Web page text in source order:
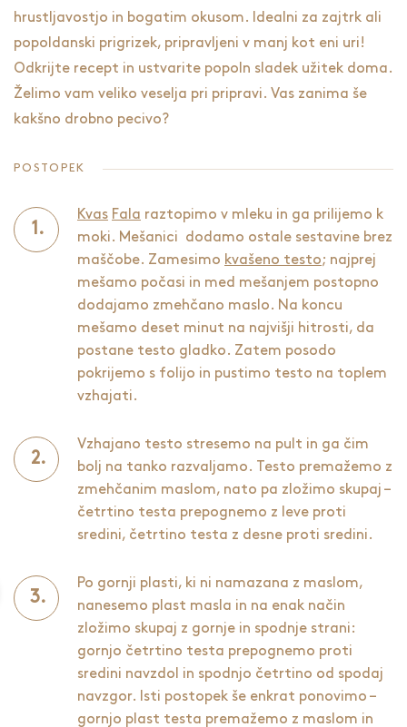
hrustljavostjo in bogatim okusom. Idealni za zajtrk ali
popoldanski prigrizek, pripravljeni v manj kot eni uri!
Odkrijte recept in ustvarite popoln sladek užitek doma.
Želimo vam veliko veselja pri pripravi. Vas zanima še
kakšno drobno pecivo?
POSTOPEK
Kvas Fala raztopimo v mleku in ga prilijemo k
moki. Mešanici dodamo ostale sestavine brez
maščobe. Zamesimo kvašeno testo; najprej
mešamo počasi in med mešanjem postopno
dodajamo zmehčano maslo. Na koncu
mešamo deset minut na najvišji hitrosti, da
postane testo gladko. Zatem posodo
pokrijemo s folijo in pustimo testo na toplem
vzhajati.
Vzhajano testo stresemo na pult in ga čim
bolj na tanko razvaljamo. Testo premažemo z
zmehčanim maslom, nato pa zložimo skupaj –
četrtino testa prepognemo z leve proti
sredini, četrtino testa z desne proti sredini.
Po gornji plasti, ki ni namazana z maslom,
nanesemo plast masla in na enak način
zložimo skupaj z gornje in spodnje strani:
gornjo četrtino testa prepognemo proti
sredini navzdol in spodnjo četrtino od spodaj
navzgor. Isti postopek še enkrat ponovimo –
gornjo plast testa premažemo z maslom in